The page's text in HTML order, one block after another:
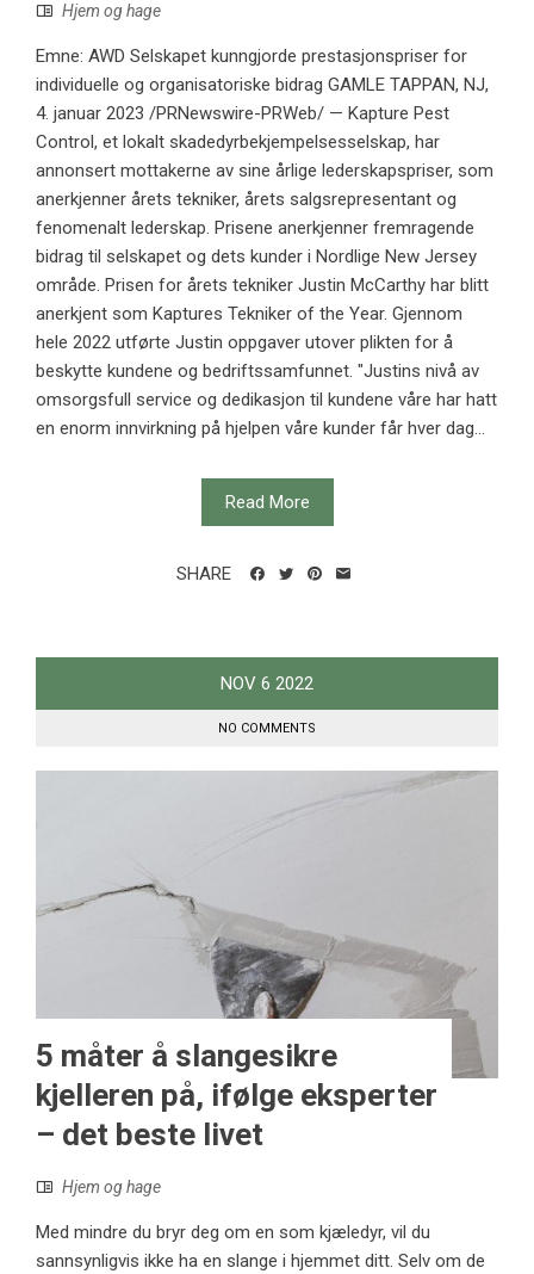
Hjem og hage
Emne: AWD Selskapet kunngjorde prestasjonspriser for
individuelle og organisatoriske bidrag GAMLE TAPPAN, NJ,
4. januar 2023 /PRNewswire-PRWeb/ — Kapture Pest
Control, et lokalt skadedyrbekjempelsesselskap, har
annonsert mottakerne av sine årlige lederskapspriser, som
anerkjenner årets tekniker, årets salgsrepresentant og
fenomenalt lederskap. Prisene anerkjenner fremragende
bidrag til selskapet og dets kunder i Nordlige New Jersey
område. Prisen for årets tekniker Justin McCarthy har blitt
anerkjent som Kaptures Tekniker of the Year. Gjennom
hele 2022 utførte Justin oppgaver utover plikten for å
beskytte kundene og bedriftssamfunnet. "Justins nivå av
omsorgsfull service og dedikasjon til kundene våre har hatt
en enorm innvirkning på hjelpen våre kunder får hver dag...
Read More
SHARE
NOV 6 2022
NO COMMENTS
5 måter å slangesikre
kjelleren på, ifølge eksperter
– det beste livet
Hjem og hage
Med mindre du bryr deg om en som kjæledyr, vil du
sannsynligvis ikke ha en slange i hjemmet ditt. Selv om de